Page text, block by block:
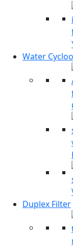
Water
Duplex Filter